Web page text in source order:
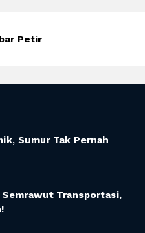
Petir
Sumur Tak Pernah
Semrawut Transportasi,